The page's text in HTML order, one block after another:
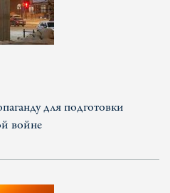
для подготовки
войне